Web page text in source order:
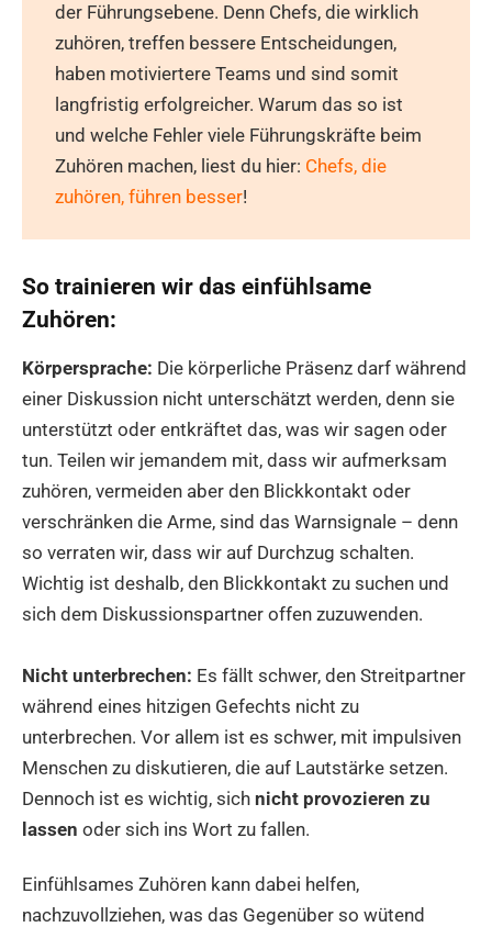
der Führungsebene. Denn Chefs, die wirklich
zuhören, treffen bessere Entscheidungen,
haben motiviertere Teams und sind somit
langfristig erfolgreicher. Warum das so ist
und welche Fehler viele Führungskräfte beim
Zuhören machen, liest du hier: Chefs, die
zuhören, führen besser!
So trainieren wir das einfühlsame
Zuhören:
Körpersprache: Die körperliche Präsenz darf während
einer Diskussion nicht unterschätzt werden, denn sie
unterstützt oder entkräftet das, was wir sagen oder
tun. Teilen wir jemandem mit, dass wir aufmerksam
zuhören, vermeiden aber den Blickkontakt oder
verschränken die Arme, sind das Warnsignale – denn
so verraten wir, dass wir auf Durchzug schalten.
Wichtig ist deshalb, den Blickkontakt zu suchen und
sich dem Diskussionspartner offen zuzuwenden.
Nicht unterbrechen: Es fällt schwer, den Streitpartner
während eines hitzigen Gefechts nicht zu
unterbrechen. Vor allem ist es schwer, mit impulsiven
Menschen zu diskutieren, die auf Lautstärke setzen.
Dennoch ist es wichtig, sich nicht provozieren zu
lassen oder sich ins Wort zu fallen.
Einfühlsames Zuhören kann dabei helfen,
nachzuvollziehen, was das Gegenüber so wütend